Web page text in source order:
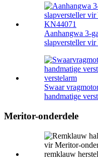
Aanhangwa 3-
slapversteller vir
Swaar
handmatige
Meritor-onderdele